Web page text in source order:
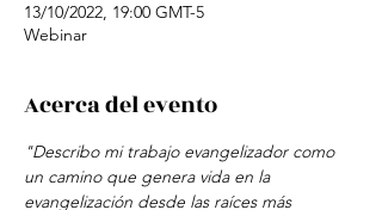
13/10/2022, 19:00 GMT-5
Webinar
Acerca del evento
"Describo mi trabajo evangelizador como
un camino que genera vida en la
evangelización desde las raíces más